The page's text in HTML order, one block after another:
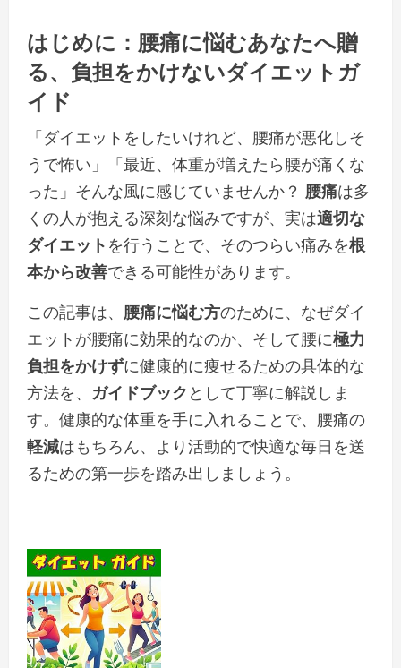
はじめに： 腰痛に悩むあなたへ贈
る、 負担をかけないダイエットガ
イド
「ダイエットをしたいけれど、腰痛が悪化しそ
うで怖い」「最近、体重が増えたら腰が痛くな
った」そんな風に感じていませんか？ 腰痛は多
くの人が抱える深刻な悩みですが、実は適切な
ダイエット を行うことで、そのつらい痛みを根
本から改善できる可能性があります。
この記事は、 腰痛に悩む方のために、なぜダイ
エットが腰痛に効果的なのか、そして腰に極力
負担をかけずに健康的に痩せるための具体的な
方法を、 ガイドブック として丁寧に解説しま
す。健康的な体重を手に入れることで、腰痛の
軽減はもちろん、より活動的で快適な毎日を送
るための第一歩を踏み出しましょう。